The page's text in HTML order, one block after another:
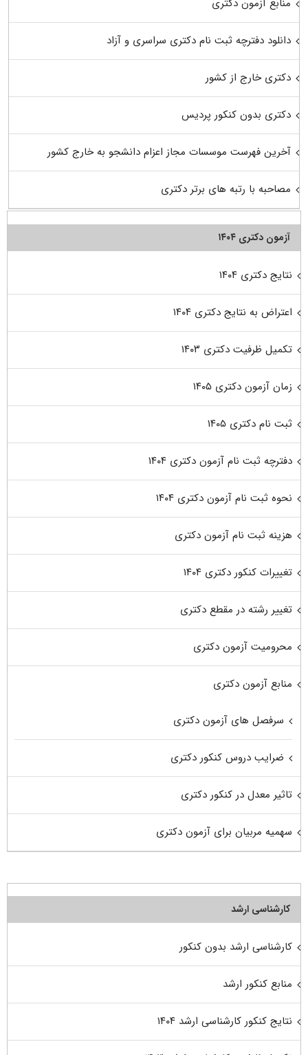
منابع آزمون دکتری
دانلود دفترچه ثبت نام دکتری سراسری و آزاد
دکتری خارج از کشور
دکتری بدون کنکور پردیس
آخرین فهرست موسسات مجاز اعزام دانشجو به خارج کشور
مصاحبه با رتبه های برتر دکتری
آزمون دکتری ۱۴۰۴
نتایج دکتری ۱۴۰۴
اعتراض به نتایج دکتری ۱۴۰۴
تکمیل ظرفیت دکتری ۱۴۰۳
زمان آزمون دکتری ۱۴۰۵
ثبت نام دکتری ۱۴۰۵
دفترچه ثبت نام آزمون دکتری ۱۴۰۴
نحوه ثبت نام آزمون دکتری ۱۴۰۴
هزینه ثبت نام آزمون دکتری
تغییرات کنکور دکتری ۱۴۰۴
تغییر رشته در مقطع دکتری
محرومیت آزمون دکتری
منابع آزمون دکتری
سرفصل های آزمون دکتری
ضرایب دروس کنکور دکتری
تاثیر معدل در کنکور دکتری
سهمیه مربیان برای آزمون دکتری
کارشناسی ارشد
کارشناسی ارشد بدون کنکور
منابع کنکور ارشد
نتایج کنکور کارشناسی ارشد ۱۴۰۴